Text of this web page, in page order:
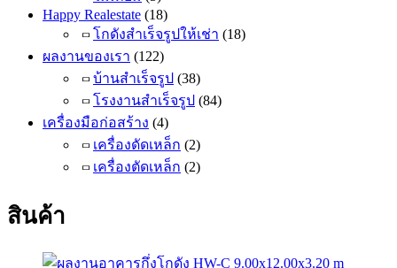
Happy Realestate (18)
โกดังสำเร็จรูปให้เช่า (18)
ผลงานของเรา (122)
บ้านสำเร็จรูป (38)
โรงงานสำเร็จรูป (84)
เครื่องมือก่อสร้าง (4)
เครื่องดัดเหล็ก (2)
เครื่องตัดเหล็ก (2)
สินค้า